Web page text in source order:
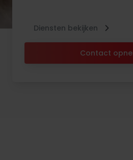
Contact
Diensten bekijken